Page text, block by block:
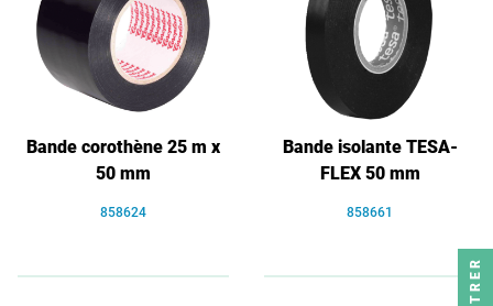
Bande corothène 25 m x
50 mm
858624
Bande isolante TESA-
FLEX 50 mm
858661